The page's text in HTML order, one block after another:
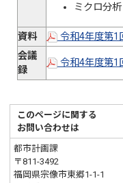
ミクロ分析
資料
令和4年度第1
会議
録
令和4年度第1
このページに関する
お問い合わせは
都市計画課
〒811-3492
福岡県宗像市東郷1-1-1